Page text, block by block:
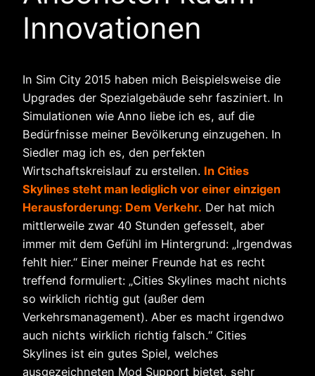
Innovationen
In Sim City 2015 haben mich Beispielsweise die
Upgrades der Spezialgebäude sehr fasziniert. In
Simulationen wie Anno liebe ich es, auf die
Bedürfnisse meiner Bevölkerung einzugehen. In
Siedler mag ich es, den perfekten
Wirtschaftskreislauf zu erstellen. In Cities
Skylines steht man lediglich vor einer einzigen
Herausforderung: Dem Verkehr. Der hat mich
mittlerweile zwar 40 Stunden gefesselt, aber
immer mit dem Gefühl im Hintergrund: „Irgendwas
fehlt hier.“ Einer meiner Freunde hat es recht
treffend formuliert: „Cities Skylines macht nichts
so wirklich richtig gut (außer dem
Verkehrsmanagement). Aber es macht irgendwo
auch nichts wirklich richtig falsch.“ Cities
Skylines ist ein gutes Spiel, welches
ausgezeichneten Mod Support bietet, sehr